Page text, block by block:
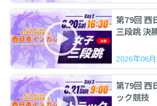
第79回 西
三段跳 決
2026年06
第79回 西
ック競技